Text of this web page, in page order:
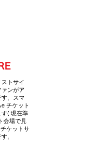
トサイ
ァンがア
。スマ
チケット
( 現在準
会場で見
ケットサ
。